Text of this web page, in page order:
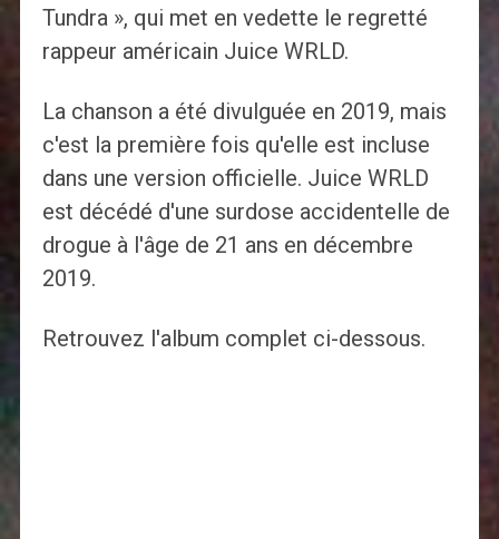
Tundra », qui met en vedette le regretté
rappeur américain Juice WRLD.
La chanson a été divulguée en 2019, mais
c'est la première fois qu'elle est incluse
dans une version officielle. Juice WRLD
est décédé d'une surdose accidentelle de
drogue à l'âge de 21 ans en décembre
2019.
Retrouvez l'album complet ci-dessous.